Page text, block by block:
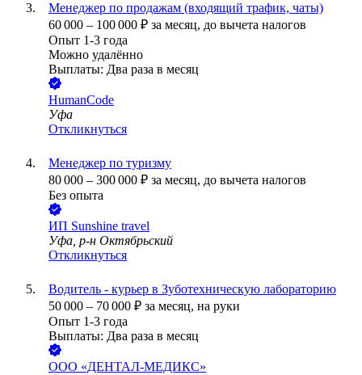
Менеджер по продажам (входящий трафик, чаты)
60 000 – 100 000 ₽ за месяц, до вычета налогов
Опыт 1-3 года
Можно удалённо
Выплаты: Два раза в месяц
HumanCode
Уфа
Откликнуться
Менеджер по туризму
80 000 – 300 000 ₽ за месяц, до вычета налогов
Без опыта
ИП Sunshine travel
Уфа, р-н Октябрьский
Откликнуться
Водитель - курьер в Зуботехническую лабораторию
50 000 – 70 000 ₽ за месяц, на руки
Опыт 1-3 года
Выплаты: Два раза в месяц
ООО «ДЕНТАЛ-МЕДИКС»